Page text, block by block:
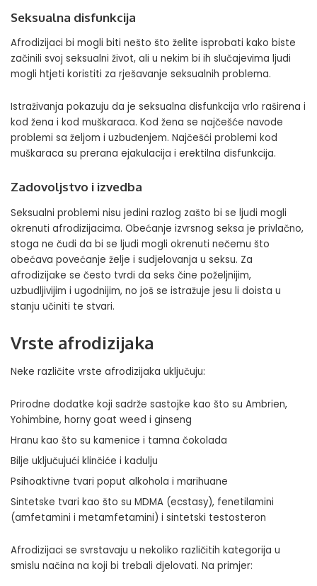
Seksualna disfunkcija
Afrodizijaci bi mogli biti nešto što želite isprobati kako biste
začinili svoj seksualni život, ali u nekim bi ih slučajevima ljudi
mogli htjeti koristiti za rješavanje seksualnih problema.
Istraživanja pokazuju da je seksualna disfunkcija vrlo raširena i
kod žena i kod muškaraca. Kod žena se najčešće navode
problemi sa željom i uzbuđenjem. Najčešći problemi kod
muškaraca su prerana ejakulacija i erektilna disfunkcija.
Zadovoljstvo i izvedba
Seksualni problemi nisu jedini razlog zašto bi se ljudi mogli
okrenuti afrodizijacima. Obećanje izvrsnog seksa je privlačno,
stoga ne čudi da bi se ljudi mogli okrenuti nečemu što
obećava povećanje želje i sudjelovanja u seksu. Za
afrodizijake se često tvrdi da seks čine poželjnijim,
uzbudljivijim i ugodnijim, no još se istražuje jesu li doista u
stanju učiniti te stvari.
Vrste afrodizijaka
Neke različite vrste afrodizijaka uključuju:
Prirodne dodatke koji sadrže sastojke kao što su Ambrien,
Yohimbine, horny goat weed i ginseng
Hranu kao što su kamenice i tamna čokolada
Bilje uključujući klinčiće i kadulju
Psihoaktivne tvari poput alkohola i marihuane
Sintetske tvari kao što su MDMA (ecstasy), fenetilamini
(amfetamini i metamfetamini) i sintetski testosteron
Afrodizijaci se svrstavaju u nekoliko različitih kategorija u
smislu načina na koji bi trebali djelovati. Na primjer: